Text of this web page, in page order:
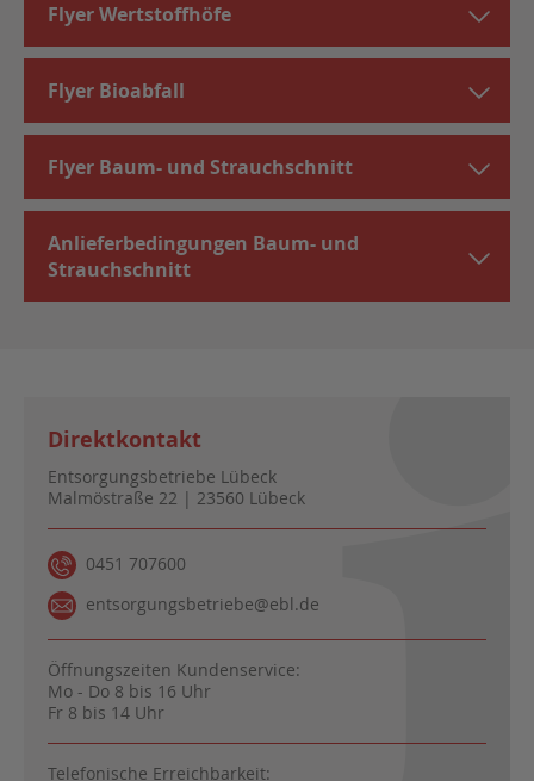
Flyer Wertstoffhöfe
Flyer Bioabfall
Flyer Baum- und Strauchschnitt
Anlieferbedingungen Baum- und
Strauchschnitt
Direktkontakt
Entsorgungsbetriebe Lübeck
Malmöstraße 22 | 23560 Lübeck
0451 707600
entsorgungsbetriebe@ebl.de
Öffnungszeiten Kundenservice:
Mo - Do 8 bis 16 Uhr
Fr 8 bis 14 Uhr
Telefonische Erreichbarkeit: